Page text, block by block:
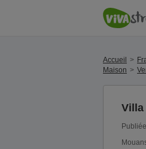
Accueil
Maison
Villa